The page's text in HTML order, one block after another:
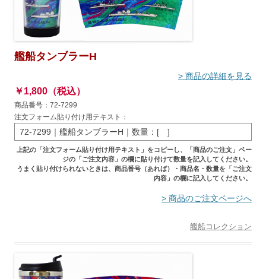
艦船タンブラーH
> 商品の詳細を見る
￥1,800（税込）
商品番号：72-7299
注文フォーム貼り付け用テキスト：
72-7299｜艦船タンブラーH｜数量：[ ]
上記の「注文フォーム貼り付け用テキスト」をコピーし、「商品のご注文」ペー
ジの「ご注文内容」の欄に貼り付けて数量を記入してください。
うまく貼り付けられないときは、商品番号（あれば）・商品名・数量を「ご注文
内容」の欄に記入してください。
> 商品のご注文ページへ
艦船コレクション